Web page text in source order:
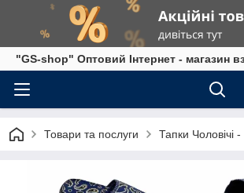
"GS-shop" Оптовий Інтернет - магазин
Товари та послуги Тапки Чоловічі -